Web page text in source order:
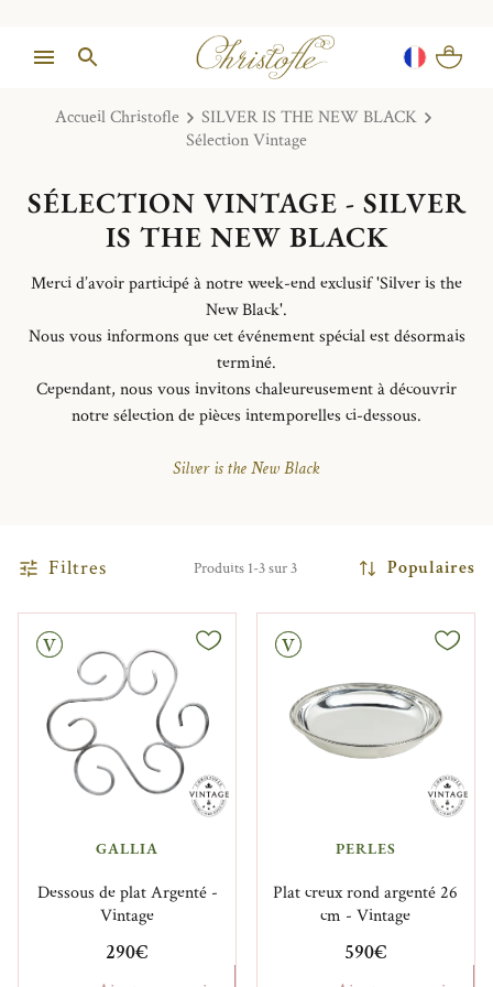
Accueil Christofle
SILVER IS THE NEW BLACK
Sélection Vintage
SÉLECTION VINTAGE - SILVER
IS THE NEW BLACK
Merci d’avoir participé à notre week-end exclusif 'Silver is the
New Black'.
Nous vous informons que cet événement spécial est désormais
terminé.
Cependant, nous vous invitons chaleureusement à découvrir
notre sélection de pièces intemporelles ci-dessous.
Silver is the New Black
Filtres Produits 1-3 sur 3 Populaires
GALLIA
Dessous de plat Argenté -
Vintage
290€
Vintage
PERLES
Plat creux rond argenté 26
cm - Vintage
590€